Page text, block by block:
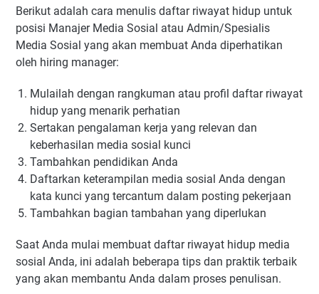
Berikut adalah cara menulis daftar riwayat hidup untuk
posisi Manajer Media Sosial atau Admin/Spesialis
Media Sosial yang akan membuat Anda diperhatikan
oleh hiring manager:
Mulailah dengan rangkuman atau profil daftar riwayat
hidup yang menarik perhatian
Sertakan pengalaman kerja yang relevan dan
keberhasilan media sosial kunci
Tambahkan pendidikan Anda
Daftarkan keterampilan media sosial Anda dengan
kata kunci yang tercantum dalam posting pekerjaan
Tambahkan bagian tambahan yang diperlukan
Saat Anda mulai membuat daftar riwayat hidup media
sosial Anda, ini adalah beberapa tips dan praktik terbaik
yang akan membantu Anda dalam proses penulisan.